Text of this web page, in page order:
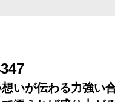
いが伝わる力強い